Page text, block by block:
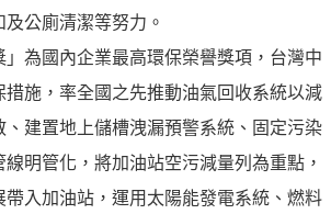
公廁清潔等努力。
為國內企業最高環保榮譽獎項，台灣中
措施，率全國之先推動油氣回收系統以減
、建置地上儲槽洩漏預警系統、固定污染
明管化，將加油站空污減量列為重點，
帶入加油站，運用太陽能發電系統、燃料